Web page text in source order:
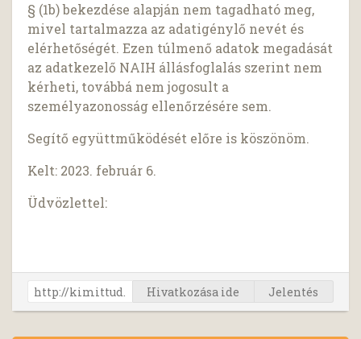
§ (1b) bekezdése alapján nem tagadható meg,
mivel tartalmazza az adatigénylő nevét és
elérhetőségét. Ezen túlmenő adatok megadását
az adatkezelő NAIH állásfoglalás szerint nem
kérheti, továbbá nem jogosult a
személyazonosság ellenőrzésére sem.
Segítő együttműködését előre is köszönöm.
Kelt: 2023. február 6.
Üdvözlettel:
Hivatkozása ide Jelentés